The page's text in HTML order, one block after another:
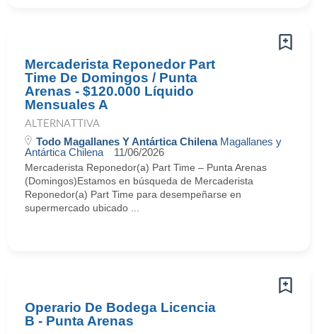
Mercaderista Reponedor Part
Time De Domingos / Punta
Arenas - $120.000 Líquido
Mensuales A
ALTERNATTIVA
Todo Magallanes Y Antártica ChilenaMagallanes y
Antártica Chilena
11/06/2026
Mercaderista Reponedor(a) Part Time – Punta Arenas
(Domingos)Estamos en búsqueda de Mercaderista
Reponedor(a) Part Time para desempeñarse en
supermercado ubicado ...
Operario De Bodega Licencia
B - Punta Arenas